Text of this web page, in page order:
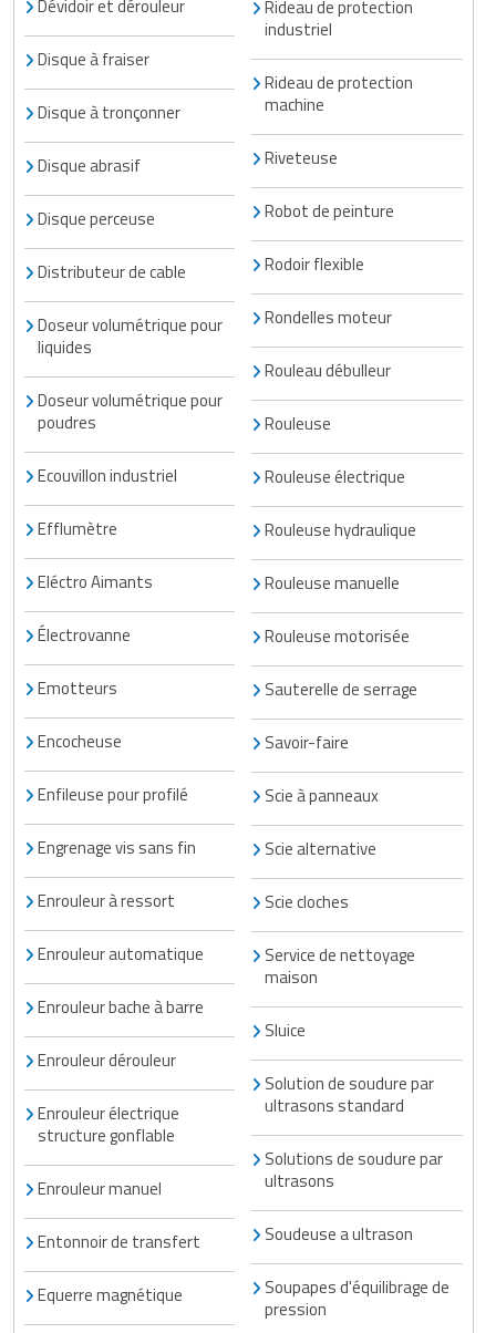
Dévidoir et dérouleur
Disque à fraiser
Disque à tronçonner
Disque abrasif
Disque perceuse
Distributeur de cable
Doseur volumétrique pour
liquides
Doseur volumétrique pour
poudres
Ecouvillon industriel
Efflumètre
Eléctro Aimants
Électrovanne
Emotteurs
Encocheuse
Enfileuse pour profilé
Engrenage vis sans fin
Enrouleur à ressort
Enrouleur automatique
Enrouleur bache à barre
Enrouleur dérouleur
Enrouleur électrique
structure gonflable
Enrouleur manuel
Entonnoir de transfert
Equerre magnétique
Rideau de protection
industriel
Rideau de protection
machine
Riveteuse
Robot de peinture
Rodoir flexible
Rondelles moteur
Rouleau débulleur
Rouleuse
Rouleuse électrique
Rouleuse hydraulique
Rouleuse manuelle
Rouleuse motorisée
Sauterelle de serrage
Savoir-faire
Scie à panneaux
Scie alternative
Scie cloches
Service de nettoyage
maison
Sluice
Solution de soudure par
ultrasons standard
Solutions de soudure par
ultrasons
Soudeuse a ultrason
Soupapes d'équilibrage de
pression